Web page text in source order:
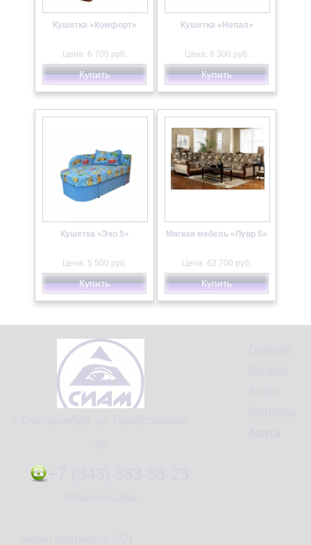
Кушетка «Комфорт»
Цена: 6 700 руб.
Купить
Кушетка «Непал»
Цена: 9 300 руб.
Купить
Кушетка «Эко 5»
Цена: 5 500 руб.
Купить
Мягкая мебель «Лувр 5»
Цена: 62 700 руб.
Купить